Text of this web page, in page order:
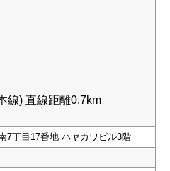
線) 直線距離0.7km
7丁目17番地 ハヤカワビル3階